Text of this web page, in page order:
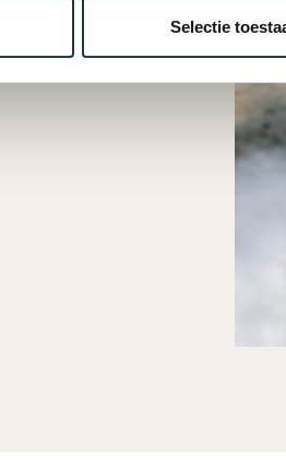
Selectie